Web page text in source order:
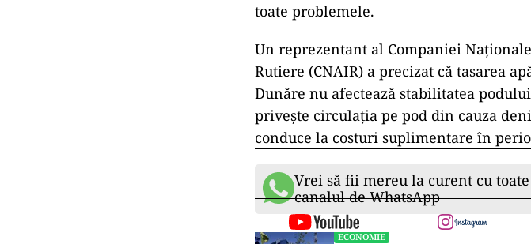
toate problemele.
Un reprezentant al Companiei
Rutiere (CNAIR) a precizat că tasarea
Dunăre nu afectează stabilitatea
privește circulația pe pod din cauza
conduce la costuri suplimentare în
Vrei să fii mereu la curent cu
canalul de WhatsApp
ECONOMIE